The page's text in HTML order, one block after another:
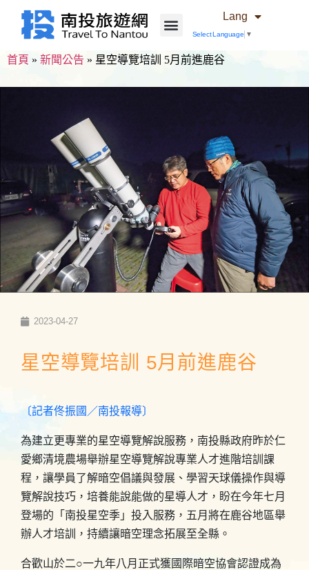
Lang
Select Language ▼
首頁 » 新聞公告 » 星空導覽培訓 5月前進鹿谷
2023-04-27
星空導覽培訓 5月前進鹿谷
〔記者佟振國／南投報導〕
為建立更專業的星空導覽解說服務，南投縣政府昨於仁
愛鄉清境農場舉辦星空導覽解說專業人才進階培訓課
程，讓學員了解暗空倡議與發展、學習天球儀操作與導
覽解說技巧，培養能說能做的星導人才，盼在今年七月
登場的「南投星空季」投入服務，五月將在鹿谷地區舉
辦人才培訓，持續讓暗空理念拓展至全縣。
合歡山於二○一九年八月正式獲國際暗空協會認證成為